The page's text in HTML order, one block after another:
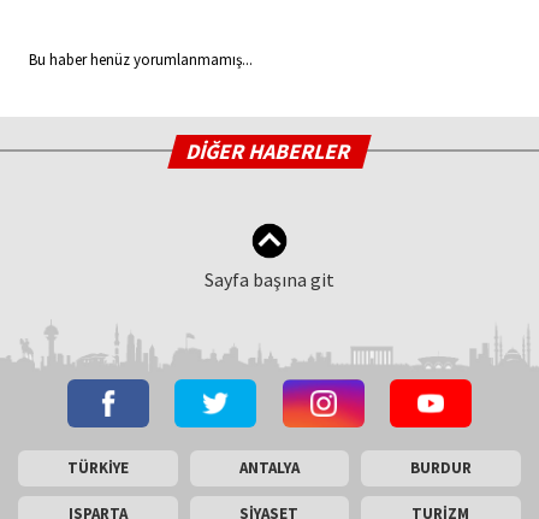
Bu haber henüz yorumlanmamış...
DİĞER HABERLER
Sayfa başına git
TÜRKİYE ANTALYA BURDUR
ISPARTA SİYASET TURİZM